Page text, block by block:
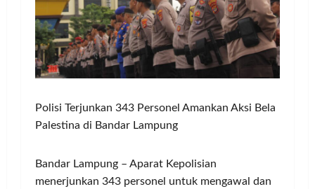
Polisi Terjunkan 343 Personel Amankan Aksi Bela
Palestina di Bandar Lampung
Bandar Lampung – Aparat Kepolisian
menerjunkan 343 personel untuk mengawal dan